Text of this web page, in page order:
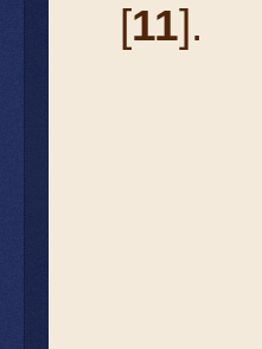
[11].